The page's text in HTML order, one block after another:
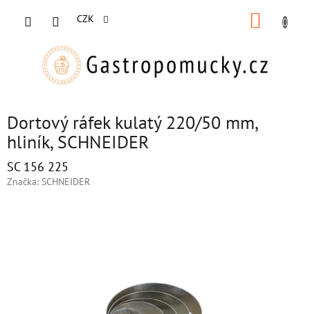
CZK
Dortový ráfek kulatý 220/50 mm,
hliník, SCHNEIDER
SC 156 225
Značka: SCHNEIDER